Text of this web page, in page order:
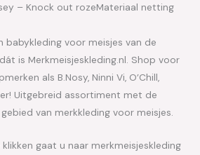
– Knock out rozeMateriaal netting
babykleding voor meisjes van de
is Merkmeisjeskleding.nl. Shop voor
als B.Nosy, Ninni Vi, O’Chill,
Uitgebreid assortiment met de
van merkkleding voor meisjes.
gaat u naar merkmeisjeskleding